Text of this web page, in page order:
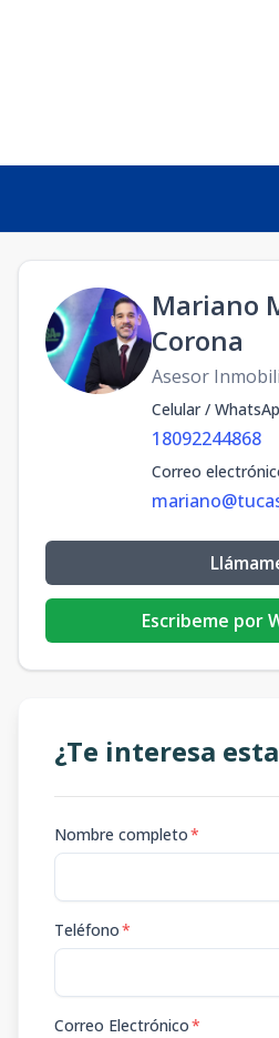
Mariano
Corona
Asesor
Celular /
18092244868
Correo
Escribeme por
¿Te interesa
Nombre completo*
Teléfono*
Correo Electrónico*